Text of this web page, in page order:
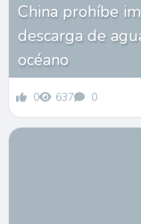
China prohíbe
descarga de
océano
0 637 0